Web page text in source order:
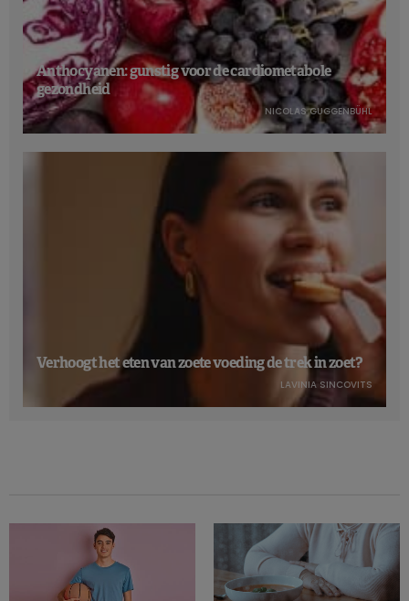
Anthocyanen: gunstig voor de cardiometabole
gezondheid
NICOLAS GUGGENBÜHL
Verhoogt het eten van zoete voeding de trek in zoet?
LAVINIA SINCOVITS